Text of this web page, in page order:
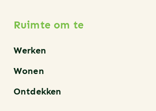
Ruimte om te
Werken
Wonen
Ontdekken